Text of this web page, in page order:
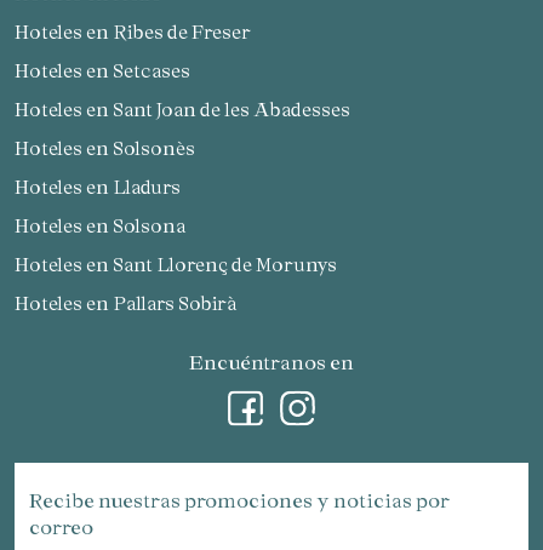
Hoteles en Ribes de Freser
Hoteles en Setcases
Hoteles en Sant Joan de les Abadesses
Hoteles en Solsonès
Hoteles en Lladurs
Hoteles en Solsona
Hoteles en Sant Llorenç de Morunys
Hoteles en Pallars Sobirà
Encuéntranos en
Recibe nuestras promociones y noticias por
correo